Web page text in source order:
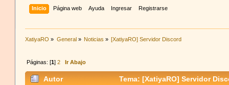
Inicio Página web Ayuda Ingresar Registrarse
XatiyaRO » General» Noticias » [XatiyaRO] Servidor Discord
Páginas: [1] 2 Ir Abajo
Autor Tema: [XatiyaRO] Servidor